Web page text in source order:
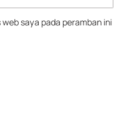
saya pada peramban ini